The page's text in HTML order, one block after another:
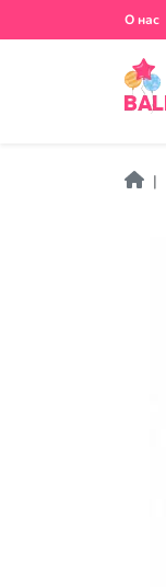
О нас